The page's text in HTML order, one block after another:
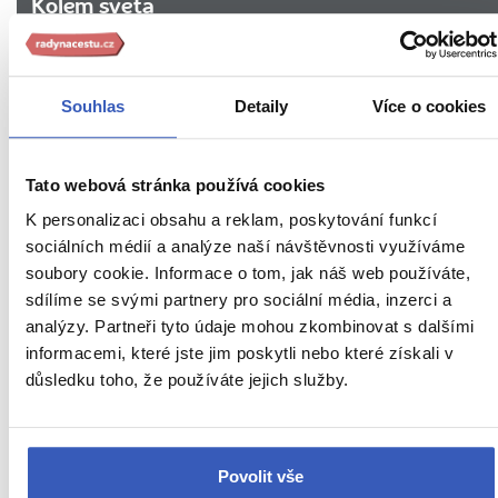
Souhlas Detaily Více o cookies
Tato webová stránka používá cookies
K personalizaci obsahu a reklam, poskytování funkcí
sociálních médií a analýze naší návštěvnosti využíváme
soubory cookie. Informace o tom, jak náš web používáte,
sdílíme se svými partnery pro sociální média, inzerci a
analýzy. Partneři tyto údaje mohou zkombinovat s dalšími
informacemi, které jste jim poskytli nebo které získali v
důsledku toho, že používáte jejich služby.
Povolit vše
www.radynacestu.cz/magazin/sklenka-
cerveneho-
tu-
kdyz-
se-
vam-
nechce-
do-
posilovny-
ptate-
se-
proc/
Kolem světa
Aktuality
Inspirace
Jídlo a pití
Na vlastní kůži
Nepropásněte
Oblíbená místa
Rady na cestu
Top destinace pro svatební cestu